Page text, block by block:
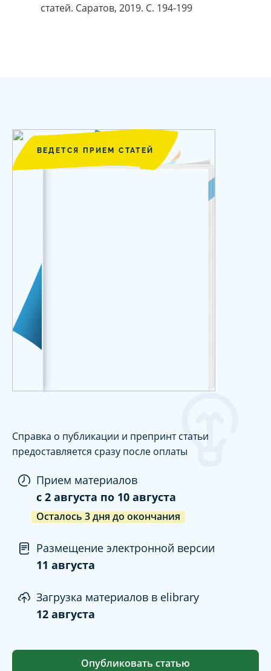
статей. Саратов, 2019. С. 194-199
ВЕДЕТСЯ ПРИЕМ СТАТЕЙ
Справка о публикации и препринт статьи
предоставляется сразу после оплаты
Прием материалов
c 2 августа по 10 августа
Осталось 3дня до окончания
Размещение электронной версии
11 августа
Загрузка материалов в elibrary
12 августа
Опубликовать статью